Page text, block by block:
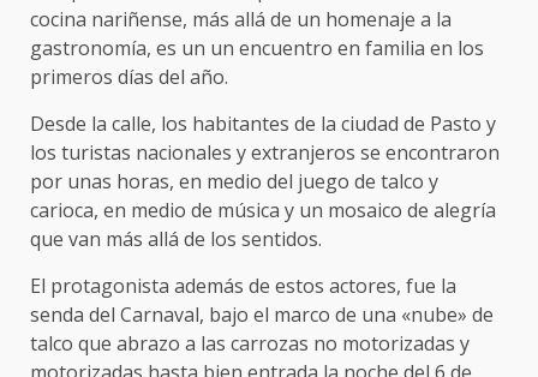
cocina nariñense, más allá de un homenaje a la
gastronomía, es un un encuentro en familia en los
primeros días del año.
Desde la calle, los habitantes de la ciudad de Pasto y
los turistas nacionales y extranjeros se encontraron
por unas horas, en medio del juego de talco y
carioca, en medio de música y un mosaico de alegría
que van más allá de los sentidos.
El protagonista además de estos actores, fue la
senda del Carnaval, bajo el marco de una «nube» de
talco que abrazo a las carrozas no motorizadas y